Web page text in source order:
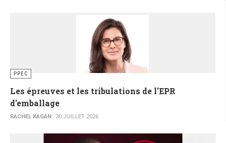
PPEC
Les épreuves et les tribulations de l'EPR
d'emballage
RACHEL KAGAN 30 JUILLET 2026